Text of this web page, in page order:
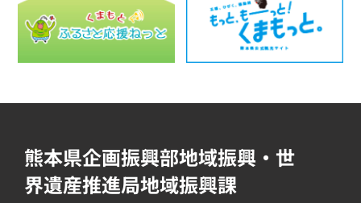
熊本県企画振興部地域振興・世
界遺産推進局地域振興課